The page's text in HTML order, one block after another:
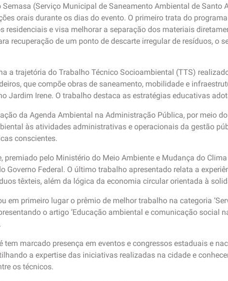
(Serviço Municipal de Saneamento Ambiental de
orais durante os dias do evento. O primeiro trata do
residenciais e visa melhorar a separação dos materiais
recuperação de um ponto de descarte irregular de resíduos, o
a trajetória do Trabalho Técnico Socioambiental (TTS)
que compõe obras de saneamento, mobilidade e
Jardim Irene. O trabalho destaca as estratégias educativas
da Agenda Ambiental na Administração Pública, por meio
às atividades administrativas e operacionais da gestão
conscientes.
premiado pelo Ministério do Meio Ambiente e Mudança do
Governo Federal. O último trabalho apresentado relata a
têxteis, além da lógica da economia circular orientada à
em primeiro lugar o prêmio de melhor trabalho na categoria
o artigo ‘Educação ambiental e comunicação social
tem marcado presença em eventos e congressos estaduais e
a expertise das iniciativas realizadas na cidade e
os técnicos.